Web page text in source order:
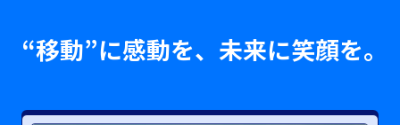
“移動”に感動を、未来に笑顔を。